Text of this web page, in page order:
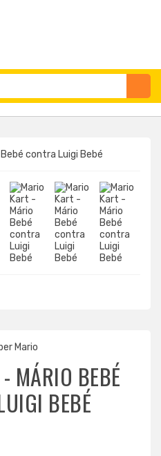
MÁRIO BEBÉ
BEBÉ